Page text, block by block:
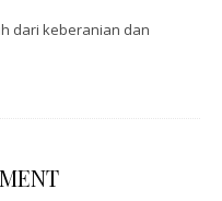
dari keberanian dan